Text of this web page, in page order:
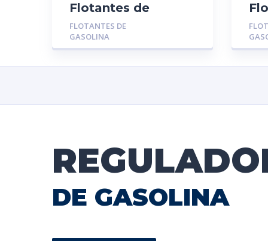
Flotantes de
Gasolina MGR-
01556: TOYOTA
TERIOS 2003
FLOTANTES DE
GASOLINA
DE GASOLINA